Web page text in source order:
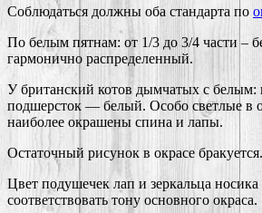
Соблюдаться должны оба стандарта по
По белым пятнам: от 1/3 до 3/4 части –
гармонично распределенный.
У британский котов дымчатых с белым:
подшерсток — белый. Особо светлые в
наиболее окрашены спина и лапы.
Остаточный рисунок в окрасе бракуется.
Цвет подушечек лап и зеркальца
соответствовать тону основного окраса.